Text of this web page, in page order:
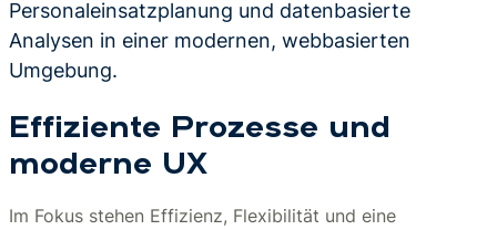
Personaleinsatzplanung und datenbasierte
Analysen in einer modernen, webbasierten
Umgebung.
Effiziente Prozesse und
moderne UX
Im Fokus stehen Effizienz, Flexibilität und eine